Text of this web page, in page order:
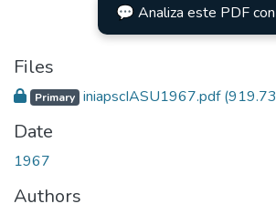
💬 Analiza este PDF
Files
Primary iniapscIASU1967.pdf
Date
1967
Authors